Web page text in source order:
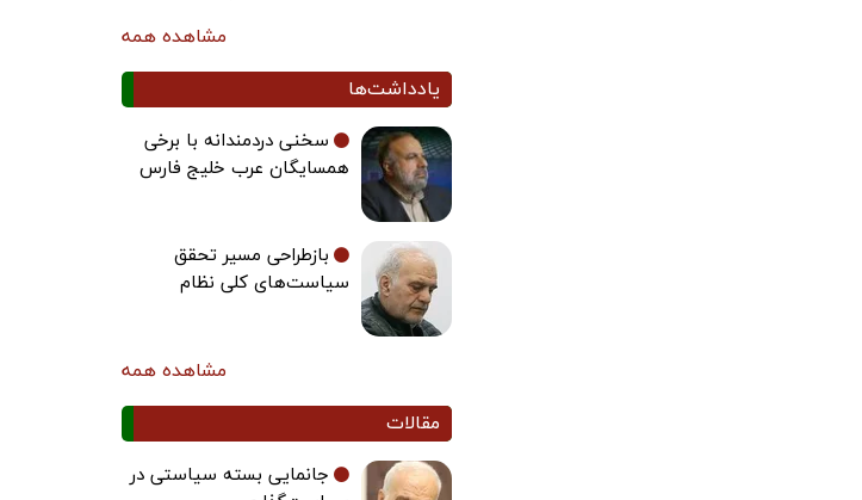
مشاهده همه
یادداشت‌ها
سخنی دردمندانه با برخی
همسایگان عرب خلیج فارس
بازطراحی مسیر تحقق
سیاست‌های کلی نظام
مشاهده همه
مقالات
جانمایی بسته سیاستی در